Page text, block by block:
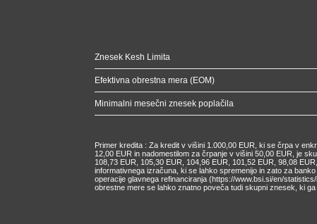
Znesek Kesh Limita
Efektivna obrestna mera (EOM)
Minimalni mesečni znesek poplačila
Primer kredita : Za kredit v višini 1.000,00 EUR, ki se črpa v
12,00 EUR in nadomestilom za črpanje v višini 50,00 EUR, je
108,73 EUR, 105,30 EUR, 104,96 EUR, 101,52 EUR, 98,08
informativnega izračuna, ki se lahko spremenijo in zato za
operacije glavnega refinanciranja (https://www.bsi.si/en/
obrestne mere se lahko znatno poveča tudi skupni znesek, ki ga